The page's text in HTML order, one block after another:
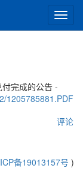
切
换
完成的公告 -
1205785881.PDF
评论
备19013157号 )